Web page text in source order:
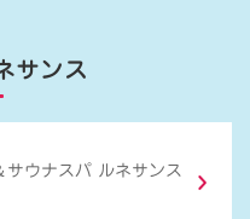
サンス
サウナスパ ルネサンス